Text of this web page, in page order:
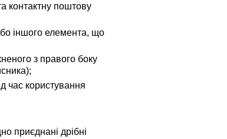
контактну поштову
іншого елемента, що
з правого боку
);
час користування
приєднані дрібні